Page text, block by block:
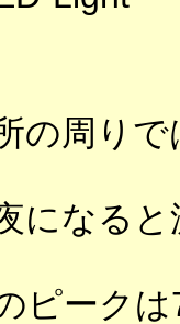
の周り
になる
ピークは